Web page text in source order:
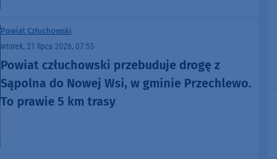
Powiat Człuchowski
wtorek, 21 lipca 2026, 07:55
Powiat człuchowski przebuduje drogę z
Sąpolna do Nowej Wsi, w gminie Przechlewo.
To prawie 5 km trasy